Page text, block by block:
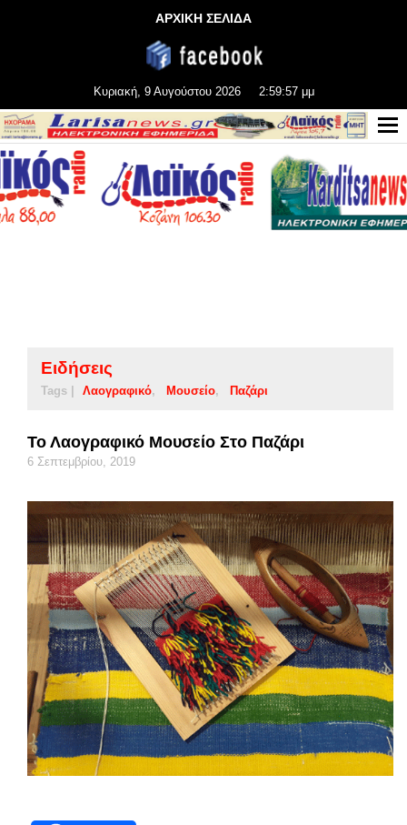
ΑΡΧΙΚΗ ΣΕΛΙΔΑ
Κυριακή, 9 Αυγούστου 2026 2:59:58 μμ
Ειδήσεις
Tags | Λαογραφικό Μουσείο Παζάρι
Το Λαογραφικό Μουσείο Στο Παζάρι
6 Σεπτεμβρίου, 2019